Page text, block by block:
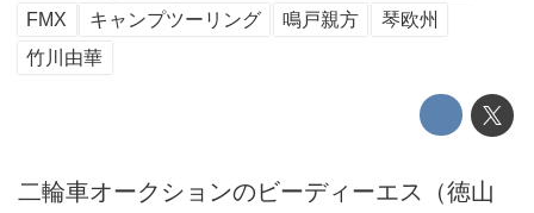
FMX
キャンプツーリング 鳴戸親方
琴欧州
竹川由華
二輪車オークションのビーディーエス（徳山